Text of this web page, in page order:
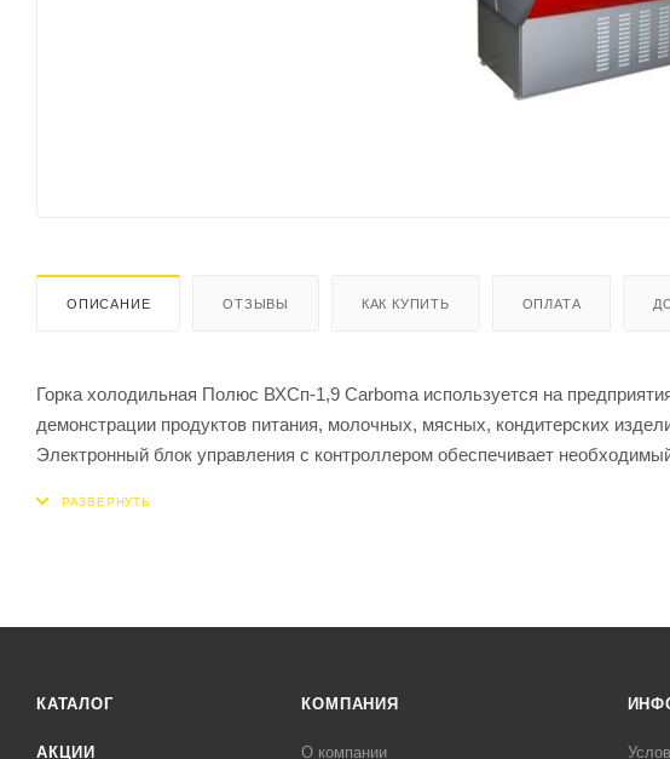
ОПИСАНИЕ ОТЗЫВЫ КАК КУПИТЬ ОПЛАТА
Горка холодильная Полюс ВХСп-1,9 Carboma используется на
демонстрации продуктов питания, молочных, мясных, кондитерских
Электронный блок управления с контроллером обеспечивает
КАТАЛОГ
АКЦИИ
КОМПАНИЯ
О компании